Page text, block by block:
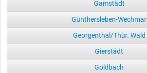
Gamstädt
Günthersleben-Wechmar
Georgenthal/Thür. Wald
Gierstädt
Goldbach